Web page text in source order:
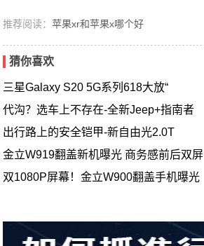
推荐阅读：苹果xr和苹果x哪个好
猜你喜欢
三星Galaxy S20 5G系列618大放“
代沟？选车上不存在-全新Jeep+指南者
出行路上的安全铠甲-新自由光2.0T
金立W919翻盖新机曝光 商务感前后双屏
双1080P屏幕！金立W900翻盖手机曝光